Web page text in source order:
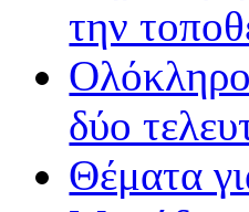
Radio Gold
Rock FM
Sentra FM
Όασις
την
δύο
Θέματα